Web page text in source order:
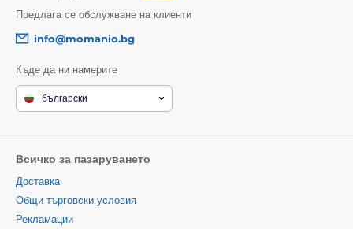
Предлага се обслужване на клиенти
info@momanio.bg
Къде да ни намерите
български
Всичко за пазаруването
Доставка
Общи търговски условия
Рекламации